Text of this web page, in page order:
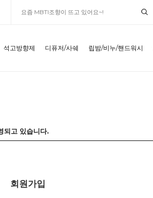
석고방향제 디퓨저/사쉐 립밤/비누/핸드워시
되고 있습니다.
회원가입